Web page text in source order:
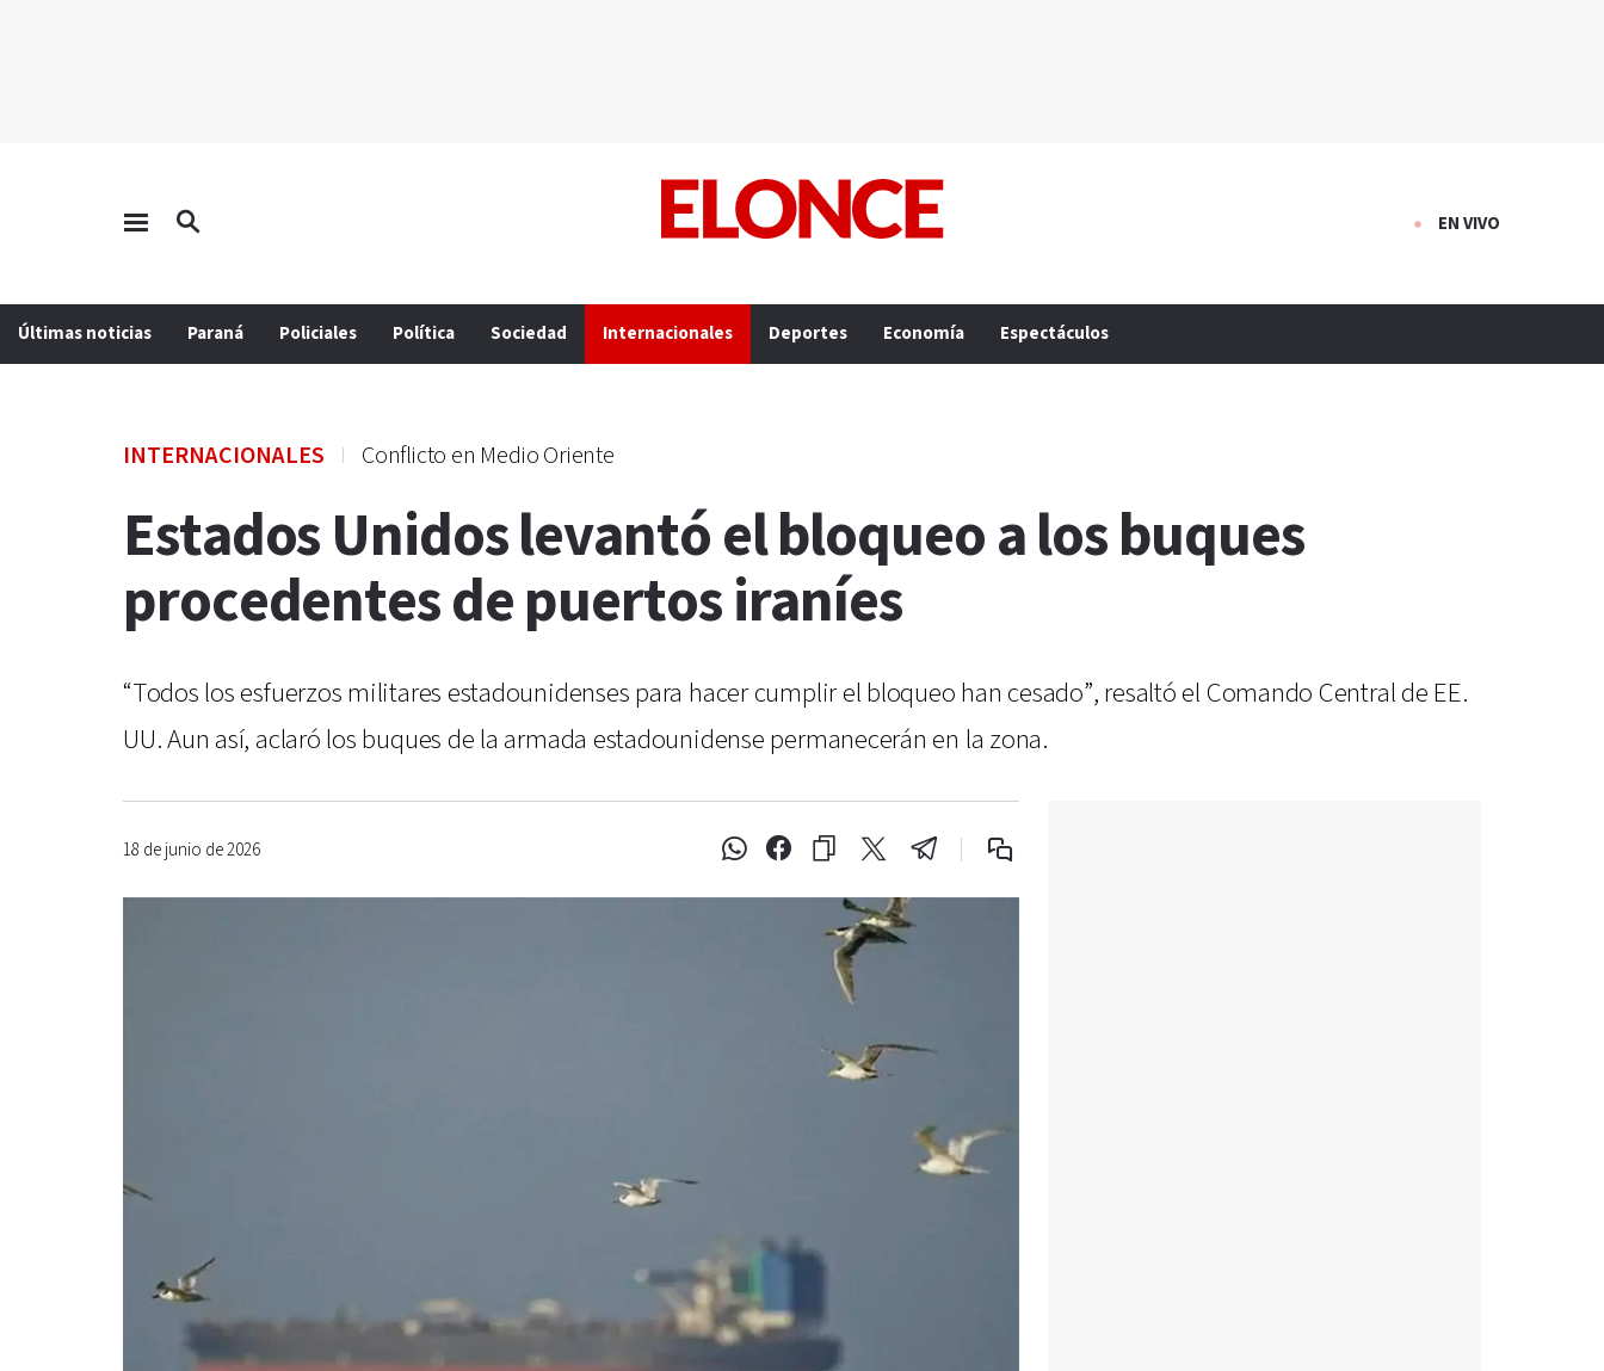
EN VIVO
Últimas noticias Paraná Policiales Política Sociedad Internacionales Deportes Economía Espectáculos
INTERNACIONALES Conflicto en Medio Oriente
Estados Unidos levantó el bloqueo a los buques
procedentes de puertos iraníes
“Todos los esfuerzos militares estadounidenses para hacer cumplir el bloqueo han cesado”, resaltó el Comando Central de EE.
UU. Aun así, aclaró los buques de la armada estadounidense permanecerán en la zona.
18 de junio de 2026